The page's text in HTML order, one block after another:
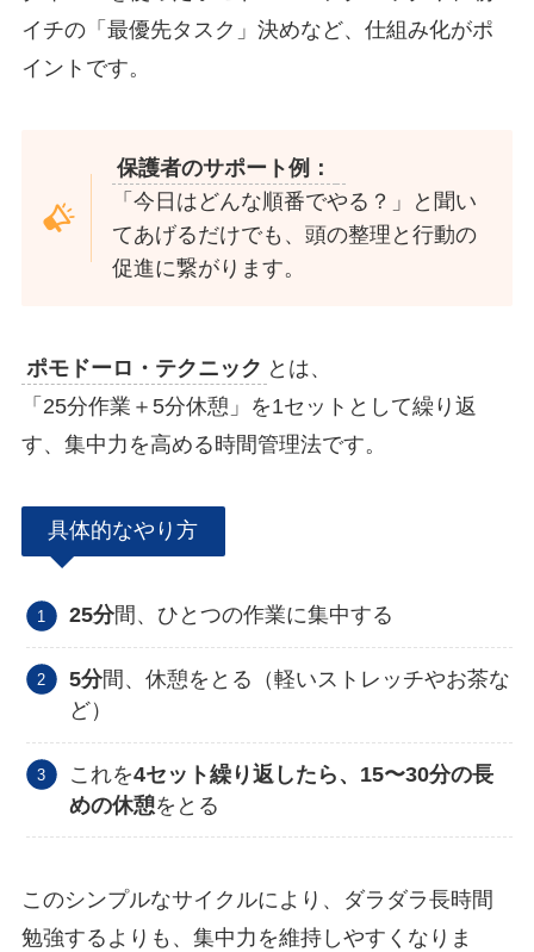
イチの「最優先タスク」決めなど、仕組み化がポ
イントです。
保護者のサポート例：
「今日はどんな順番でやる？」と聞い
てあげるだけでも、頭の整理と行動の
促進に繋がります。
ポモドーロ・テクニック とは、
「25分作業＋5分休憩」を1セットとして繰り返
す、集中力を高める時間管理法です。
具体的なやり方
25分間、ひとつの作業に集中する
5分間、休憩をとる（軽いストレッチやお茶な
ど）
これを4セット繰り返したら、15〜30分の長
めの休憩をとる
このシンプルなサイクルにより、ダラダラ長時間
勉強するよりも、集中力を維持しやすくなりま